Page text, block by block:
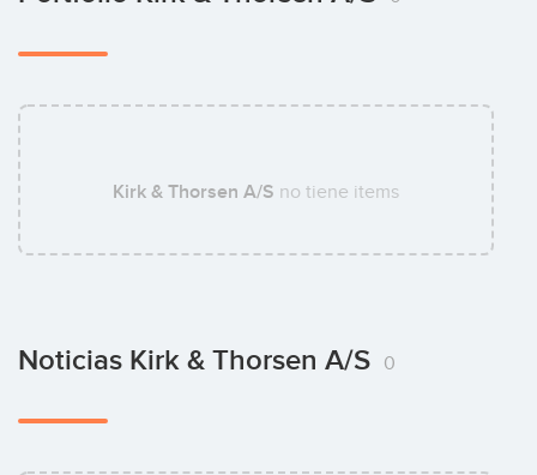
Kirk & Thorsen A/S no tiene items
Noticias Kirk & Thorsen A/S 0